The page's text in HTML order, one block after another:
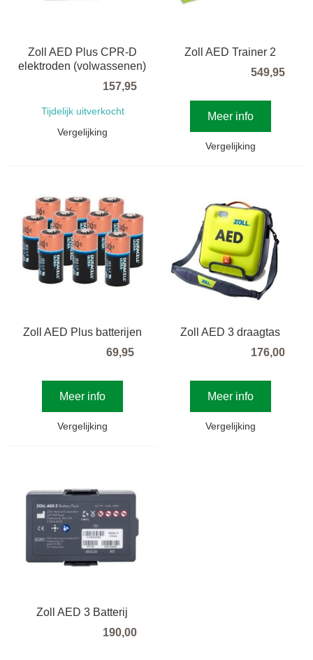
Zoll AED Plus CPR-D
elektroden (volwassenen)
157,95
Tijdelijk uitverkocht
Vergelijking
Zoll AED Trainer 2
549,95
Meer info
Vergelijking
Zoll AED Plus batterijen
69,95
Meer info
Vergelijking
Zoll AED 3 draagtas
176,00
Meer info
Vergelijking
Zoll AED 3 Batterij
190,00